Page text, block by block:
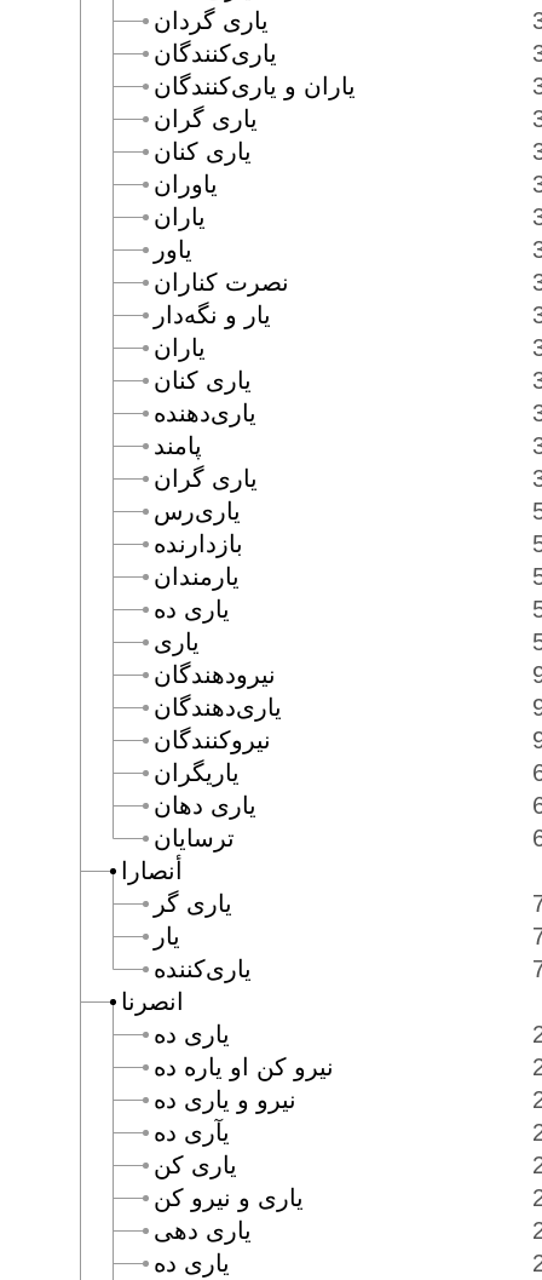
أنصارا
انصرنا
يارى گردان
يارى‌كنندگان
ياران و يارى‌كنندگان
يارى گران
يارى كنان
ياوران
ياران
ياور
نصرت كناران
يار و نگه‌دار
ياران
يارى كنان
يارى‌دهنده
پامند
يارى گران
يارى‌رس
بازدارنده
يارمندان
يارى ده
يارى
نيرودهندگان
يارى‌دهندگان
نيروكنندگان
ياريگران
يارى دهان
ترسايان
يارى گر
يار
يارى‌كننده
يارى ده
نيرو كن او ياره ده
نيرو و يارى ده
يآرى ده
يارى كن
يارى و نيرو كن
يارى دهى
يارى ده